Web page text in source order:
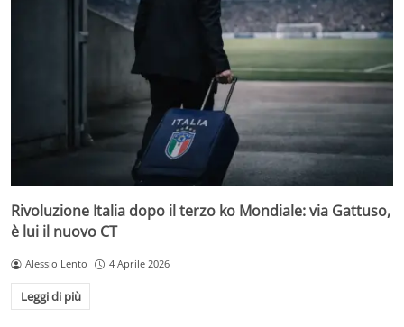
Rivoluzione Italia dopo il terzo ko Mondiale: via Gattuso,
è lui il nuovo CT
Alessio Lento 4 Aprile 2026
Leggi di più